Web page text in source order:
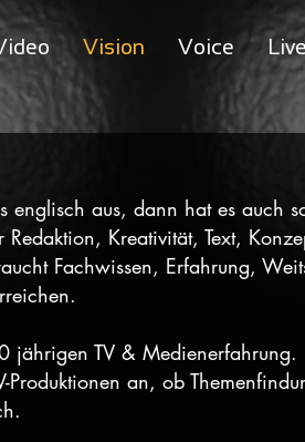
Vision Voice
englisch aus, dann hat es auch
Kreativität, Text,
Fachwissen, Erfahrung,
jährigen TV & Medienerfahrung.
Produktionen an, ob